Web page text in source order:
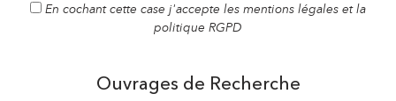
En cochant cette case j'accepte les mentions légales et la
politique RGPD
Ouvrages de Recherche